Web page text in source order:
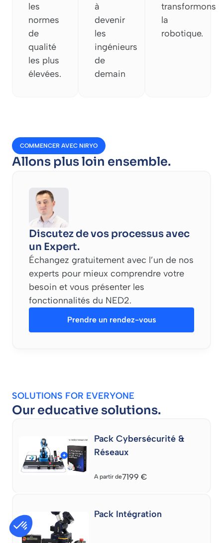
les
normes
de
qualité
les plus
élevées.
à
devenir
les
ingénieurs
de
demain
transformons
la
robotique.
COMMENCER AVEC NIRYO
Allons plus loin ensemble.
Discutez de vos processus avec
un Expert.
Échangez gratuitement avec l’un de nos
experts pour mieux comprendre votre
besoin et vous présenter les
fonctionnalités du NED2.
Prendre un rendez-vous
SOLUTIONS FOR EVERYONE
Our educative solutions.
Pack Cybersécurité &
Réseaux
A partir de7199€
Pack Intégration